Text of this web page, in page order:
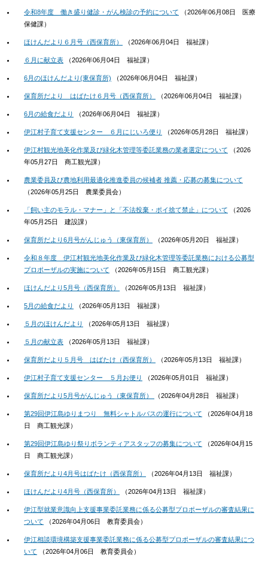
令和8年度 働き盛り健診・がん検診の予約について （2026年06月08日
医療
保健課）
ほけんだより６月号（西保育所） （2026年06月04日 福祉課）
６月に献立表 （2026年06月04日 福祉課）
6月のほけんだより(東保育所) （2026年06月04日 福祉課）
保育所だより はばたけ６月号（西保育所） （2026年06月04日 福祉課）
6月の給食だより （2026年06月04日 福祉課）
伊江村子育て支援センター ６月にじいろ便り （2026年05月28日 福祉課）
伊江村観光地美化作業及び緑化木管理等委託業務の業者選定について （2026
年05月27日
商工観光課）
農業委員及び農地利用最適化推進委員の候補者 推薦・応募の募集について
（2026年05月25日 農業委員会）
「飼い主のモラル・マナー」と「不法投棄・ポイ捨て禁止」について （2026
年05月25日
建設課）
保育所だより6月号がんじゅう（東保育所） （2026年05月20日 福祉課）
令和８年度 伊江村観光地美化作業及び緑化木管理等委託業務における公募型
プロポーザルの実施について （2026年05月15日 商工観光課）
ほけんだより5月号（西保育所） （2026年05月13日 福祉課）
5月の給食だより （2026年05月13日 福祉課）
５月のほけんだより （2026年05月13日 福祉課）
５月の献立表 （2026年05月13日 福祉課）
保育所だより５月号 はばたけ（西保育所） （2026年05月13日 福祉課）
伊江村子育て支援センター ５月お便り （2026年05月01日 福祉課）
保育所だより5月号がんじゅう（東保育所） （2026年04月28日 福祉課）
第29回伊江島ゆりまつり 無料シャトルバスの運行について （2026年04月18
日
商工観光課）
第29回伊江島ゆり祭りボランティアスタッフの募集について （2026年04月15
日
商工観光課）
保育所だより4月号はばたけ（西保育所） （2026年04月13日 福祉課）
ほけんだより4月号（西保育所） （2026年04月13日 福祉課）
伊江型就業意識向上支援事業委託業務に係る公募型プロポーザルの審査結果に
ついて （2026年04月06日 教育委員会）
伊江相談環境構築支援事業委託業務に係る公募型プロポーザルの審査結果につ
いて （2026年04月06日 教育委員会）